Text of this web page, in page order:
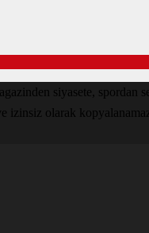
siyasete,
izinsiz olarak